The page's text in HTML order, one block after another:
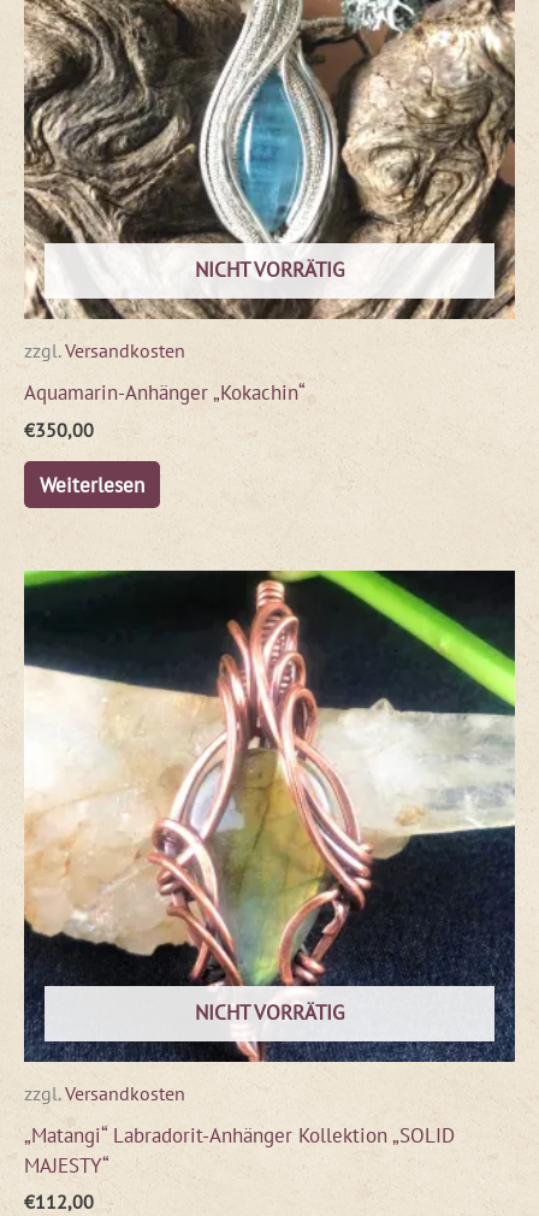
NICHT VORRÄTIG
zzgl.Versandkosten
Aquamarin-Anhänger „Kokachin“
€350,00
Weiterlesen
NICHT VORRÄTIG
zzgl.Versandkosten
„Matangi“ Labradorit-Anhänger Kollektion „SOLID
MAJESTY“
€112,00